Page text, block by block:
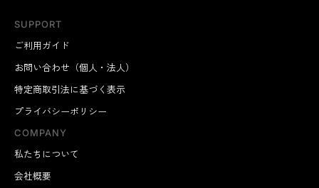
SUPPORT
ご利用ガイド
お問い合わせ（個人・法人）
特定商取引法に基づく表示
プライバシーポリシー
COMPANY
私たちについて
会社概要